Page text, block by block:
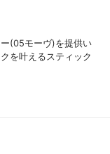
(05モーヴ)を提供い
を叶えるスティック